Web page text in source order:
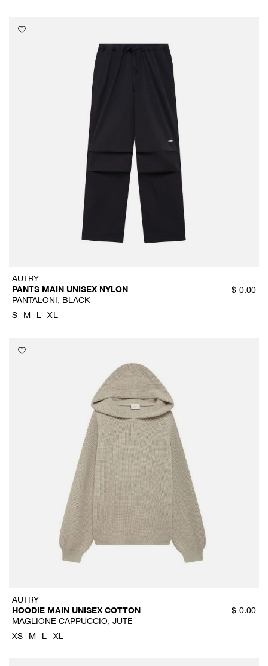
AUTRY
PANTS MAIN UNISEX NYLON
PANTALONI, BLACK
$ 0.00
S M L XL
AUTRY
HOODIE MAIN UNISEX COTTON
MAGLIONE CAPPUCCIO, JUTE
$ 0.00
XS M L XL